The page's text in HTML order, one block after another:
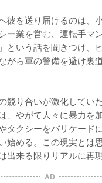
彼を送り届けるのは、
ー業を営む、運転手マ
という話を聞きつけ、
がら軍の警備を避け裏
競り合いが激化してい
、やがて人々に暴力を
タクシーをバリケード
始める。この現実とは
AD